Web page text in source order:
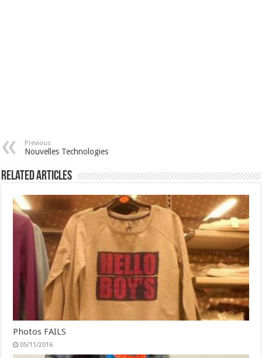
Previous
Nouvelles Technologies
Related Articles
Photos FAILS
05/11/2016